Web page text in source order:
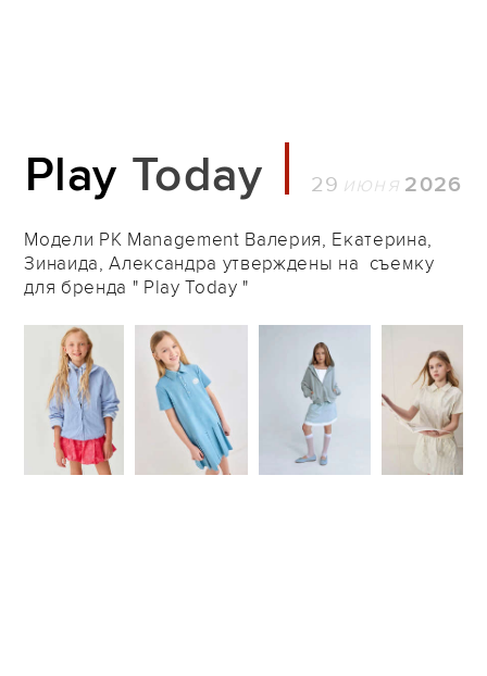
Play Today 29 2026
Модели PK Management Валерия, Екатерина,
Зинаида, Александра утверждены на съемку
для бренда " Play Today "